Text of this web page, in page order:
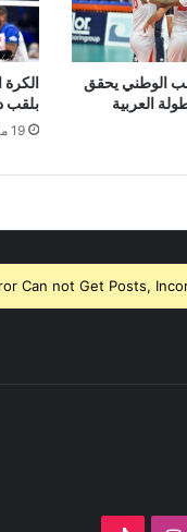
الوطني يحقق
العربية
بلقب
19 مايو 2025
Can not Get Posts,